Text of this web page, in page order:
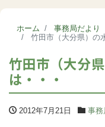
ホーム
事務局だより
竹田市（大分県）の
竹田市（大分
は・・・
2012年7月21日 事務